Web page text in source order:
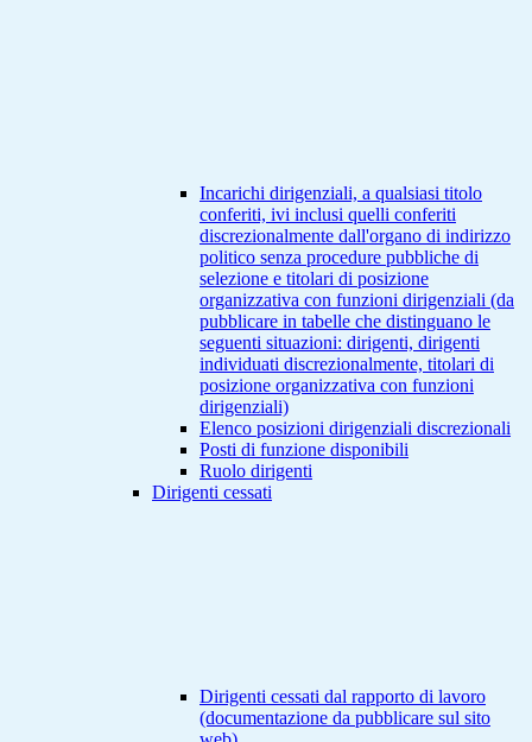
Incarichi dirigenziali, a qualsiasi titolo
conferiti, ivi inclusi quelli conferiti
discrezionalmente dall'organo di indirizzo
politico senza procedure pubbliche di
selezione e titolari di posizione
organizzativa con funzioni dirigenziali (da
pubblicare in tabelle che distinguano le
seguenti situazioni: dirigenti, dirigenti
individuati discrezionalmente, titolari di
posizione organizzativa con funzioni
dirigenziali)
Elenco posizioni dirigenziali discrezionali
Posti di funzione disponibili
Ruolo dirigenti
Dirigenti cessati
Dirigenti cessati dal rapporto di lavoro
(documentazione da pubblicare sul sito